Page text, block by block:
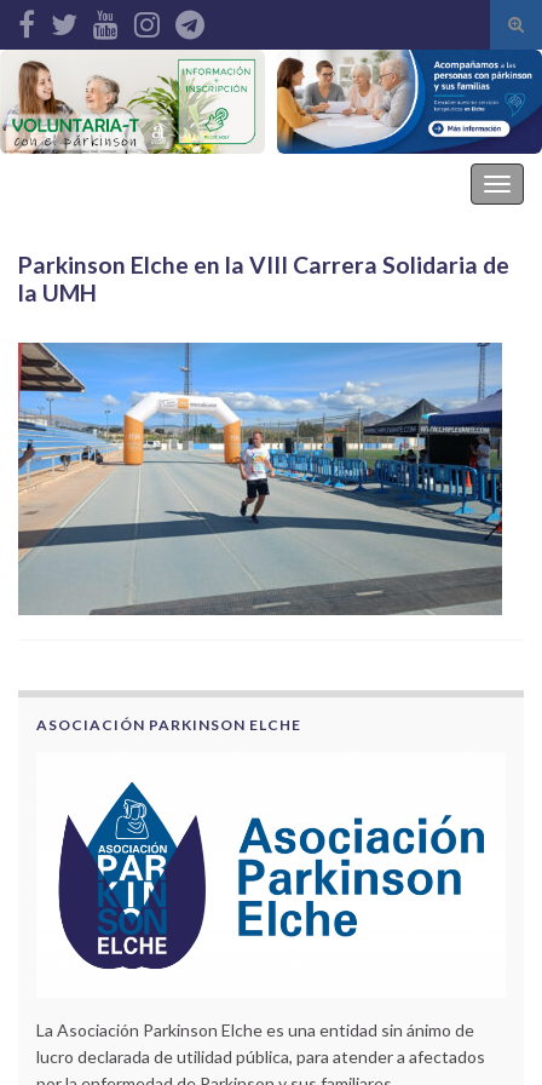
de
Search for:
Parkinson Elche en la VIII Carrera Solidaria de
la UMH
ASOCIACIÓN PARKINSON ELCHE
La Asociación Parkinson Elche es una entidad sin ánimo de
lucro declarada de utilidad pública, para atender a afectados